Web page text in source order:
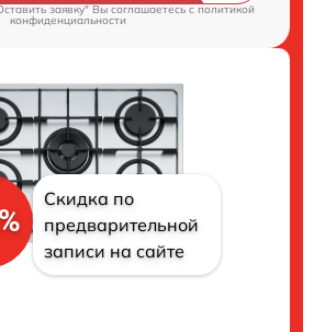
заявку" Вы соглашаетесь cполитикой
конфиденциальности
Скидка по
предварительной
записи на сайте